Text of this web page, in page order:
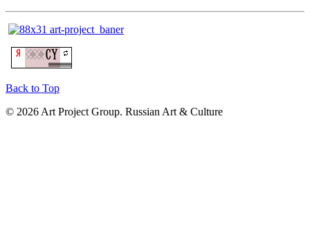
Back to Top
© 2026 Art Project Group. Russian Art & Culture